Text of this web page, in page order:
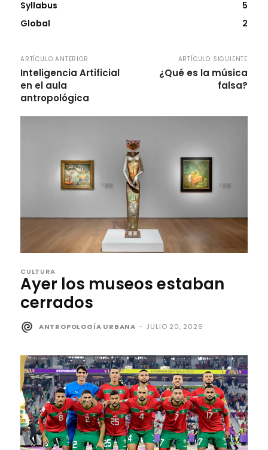
Syllabus
5
Global
2
ARTÍCULO ANTERIOR
Inteligencia Artificial
en el aula
antropológica
ARTÍCULO SIGUIENTE
¿Qué es la música
falsa?
CULTURA
Ayer los museos estaban
cerrados
ANTROPOLOGÍA URBANA - JULIO 20, 2026